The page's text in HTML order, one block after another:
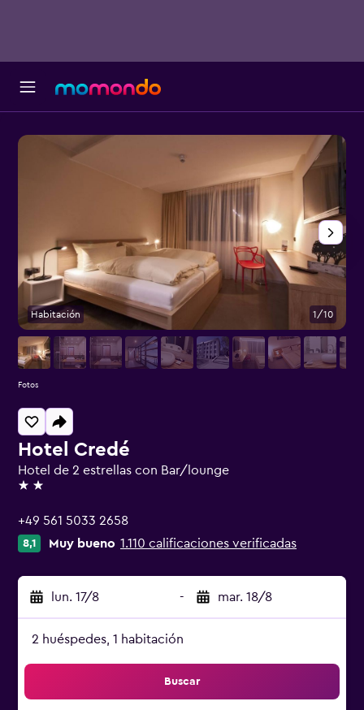
Hotel Credé
Hotel de 2 estrellas con Bar/lounge
2 estrellas
+49 561 5033 2658
8,1 Muy bueno 1.110 calificaciones verificadas
lun. 17/8 - mar. 18/8
2 huéspedes, 1 habitación
Buscar
Habitación 1/10
Fotos